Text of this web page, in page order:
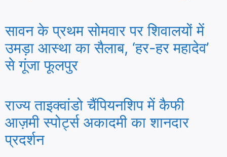
सावन के प्रथम सोमवार पर शिवालयों में
उमड़ा आस्था का सैलाब, ‘हर-हर महादेव’
से गूंजा फूलपुर
राज्य ताइक्वांडो चैंपियनशिप में कैफी
आज़मी स्पोर्ट्स अकादमी का शानदार
प्रदर्शन